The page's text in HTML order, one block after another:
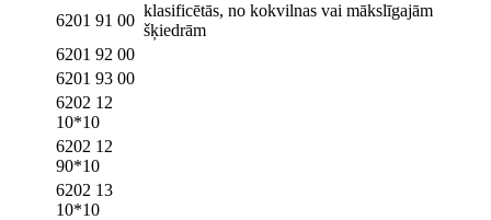
6201 91 00
klasificētās, no kokvilnas vai mākslīgajām
šķiedrām
6201 92 00
6201 93 00
6202 12
10*10
6202 12
90*10
6202 13
10*10